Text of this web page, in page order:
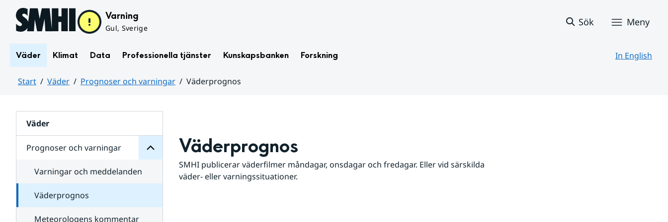
Hoppa till sidans innehåll Varning
Gul, Sverige
Sök Meny
Väder Klimat Data Professionella tjänster Kunskapsbanken Forskning In English
Start Väder Prognoser och varningar
Väderprognos
Väder
Prognoser och varningar
för
varningar
Varningar och meddelanden
Väderprognos
Meteorologens kommentar
Väderprognos
SMHI publicerar väderfilmer måndagar, onsdagar och fredagar. Eller vid särskilda
väder- eller varningssituationer.